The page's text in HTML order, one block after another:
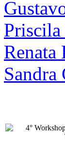
Renata
Sandra